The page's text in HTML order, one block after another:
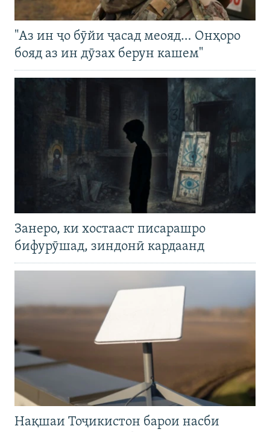
"Аз ин ҷо бӯйи ҷасад меояд… Онҳоро
бояд аз ин дӯзах берун кашем"
Занеро, ки хостааст писарашро
бифурӯшад, зиндонӣ кардаанд
Нақшаи Тоҷикистон барои насби